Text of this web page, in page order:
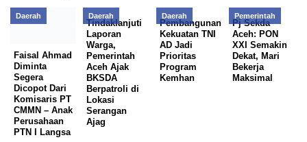
Daerah
Faisal Ahmad
Dicopot Dari
Komisaris PT
CMMN – Anak
Perusahaan
PTN I Langsa
Daerah
Tindaklanjuti
Laporan
Warga,
Pemerintah
Aceh Ajak
BKSDA
Berpatroli di
Lokasi
Serangan
Ajag
Daerah
Pembangunan
Kekuatan TNI
AD Jadi
Prioritas
Program
Kemhan
Pemerintah
Pj Sekda
Aceh: PON
XXI Semakin
Dekat, Mari
Bekerja
Maksimal